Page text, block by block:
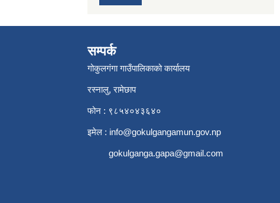
सम्पर्क
गोकुलगंगा गाउँपालिकाको कार्यालय
रस्नालु, रामेछाप
फोन : ९८५४०४३६४०
इमेल : info@gokulgangamun.gov.np
gokulganga.gapa@gmail.com